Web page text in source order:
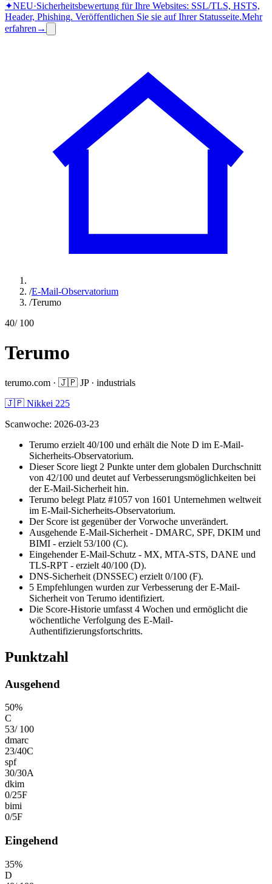
✦NEU·Sicherheitsbewertung für Ihre Websites: SSL/TLS, HSTS,
Header, Phishing. Veröffentlichen Sie sie auf Ihrer Statusseite.Mehr
erfahren →
/E-Mail-Observatorium
/Terumo
40/ 100
Terumo
terumo.com · 🇯🇵 JP· industrials
🇯🇵 Nikkei 225
Scanwoche: 2026-03-23
Terumo erzielt 40/100 und erhält die Note D im E-Mail-
Sicherheits-Observatorium.
Dieser Score liegt 2 Punkte unter dem globalen Durchschnitt
von 42/100 und deutet auf Verbesserungsmöglichkeiten bei
der E-Mail-Sicherheit hin.
Terumo belegt Platz #1057 von 1601 Unternehmen weltweit
im E-Mail-Sicherheits-Observatorium.
Der Score ist gegenüber der Vorwoche unverändert.
Ausgehende E-Mail-Sicherheit - DMARC, SPF, DKIM und
BIMI - erzielt 53/100 (C).
Eingehender E-Mail-Schutz - MX, MTA-STS, DANE und
TLS-RPT - erzielt 40/100 (D).
DNS-Sicherheit (DNSSEC) erzielt 0/100 (F).
5 Empfehlungen wurden zur Verbesserung der E-Mail-
Sicherheit von Terumo identifiziert.
Die Score-Historie umfasst 4 Wochen und ermöglicht die
wöchentliche Verfolgung des E-Mail-
Authentifizierungsfortschritts.
Punktzahl
Ausgehend
50%
C
53/ 100
dmarc
23/40C
spf
30/30A
dkim
0/25F
bimi
0/5F
Eingehend
35%
D